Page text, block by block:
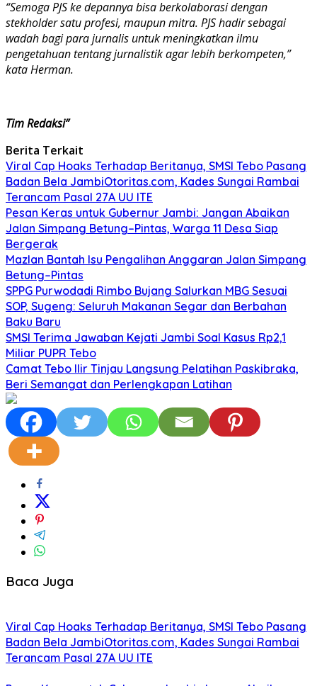
“Semoga PJS ke depannya bisa berkolaborasi dengan
stekholder satu profesi, maupun mitra. PJS hadir sebagai
wadah bagi para jurnalis untuk meningkatkan ilmu
pengetahuan tentang jurnalistik agar lebih berkompeten,”
kata Herman.
Tim Redaksi”
Berita Terkait
Viral Cap Hoaks Terhadap Beritanya, SMSI Tebo Pasang
Badan Bela JambiOtoritas.com, Kades Sungai Rambai
Terancam Pasal 27A UU ITE
Pesan Keras untuk Gubernur Jambi: Jangan Abaikan
Jalan Simpang Betung–Pintas, Warga 11 Desa Siap
Bergerak
Mazlan Bantah Isu Pengalihan Anggaran Jalan Simpang
Betung–Pintas
SPPG Purwodadi Rimbo Bujang Salurkan MBG Sesuai
SOP, Sugeng: Seluruh Makanan Segar dan Berbahan
Baku Baru
SMSI Terima Jawaban Kejati Jambi Soal Kasus Rp2,1
Miliar PUPR Tebo
Camat Tebo Ilir Tinjau Langsung Pelatihan Paskibraka,
Beri Semangat dan Perlengkapan Latihan
Baca Juga
Viral Cap Hoaks Terhadap Beritanya, SMSI Tebo Pasang
Badan Bela JambiOtoritas.com, Kades Sungai Rambai
Terancam Pasal 27A UU ITE